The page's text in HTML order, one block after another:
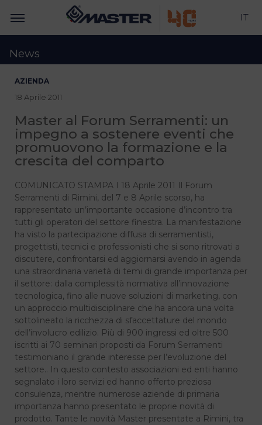
IT
News
AZIENDA
18 Aprile 2011
Master al Forum Serramenti: un
impegno a sostenere eventi che
promuovono la formazione e la
crescita del comparto
COMUNICATO STAMPA I 18 Aprile 2011 Il Forum
Serramenti di Rimini, del 7 e 8 Aprile scorso, ha
rappresentato un’importante occasione d’incontro tra
tutti gli operatori del settore finestra. La manifestazione
ha visto la partecipazione diffusa di serramentisti,
progettisti, tecnici e professionisti che si sono ritrovati a
discutere, confrontarsi ed aggiornarsi avendo in agenda
una straordinaria varietà di temi di grande importanza per
il settore: dalla complessità normativa all’innovazione
tecnologica, fino alle nuove soluzioni di marketing, con
un approccio multidisciplinare che ha ancora una volta
sottolineato la ricchezza di sfaccettature del mondo
dell’involucro edilizio. Più di 900 ingressi ed oltre 500
iscritti ai 70 seminari proposti da Forum Serramenti
testimoniano il grande interesse per l’evoluzione del
settore.. In questo contesto associazioni ed enti hanno
segnalato i loro servizi ed hanno offerto preziosa
consulenza, mentre numerose aziende di primaria
importanza hanno presentato le proprie novità di
prodotto. Tante le novità Master presentate a Rimini, tra